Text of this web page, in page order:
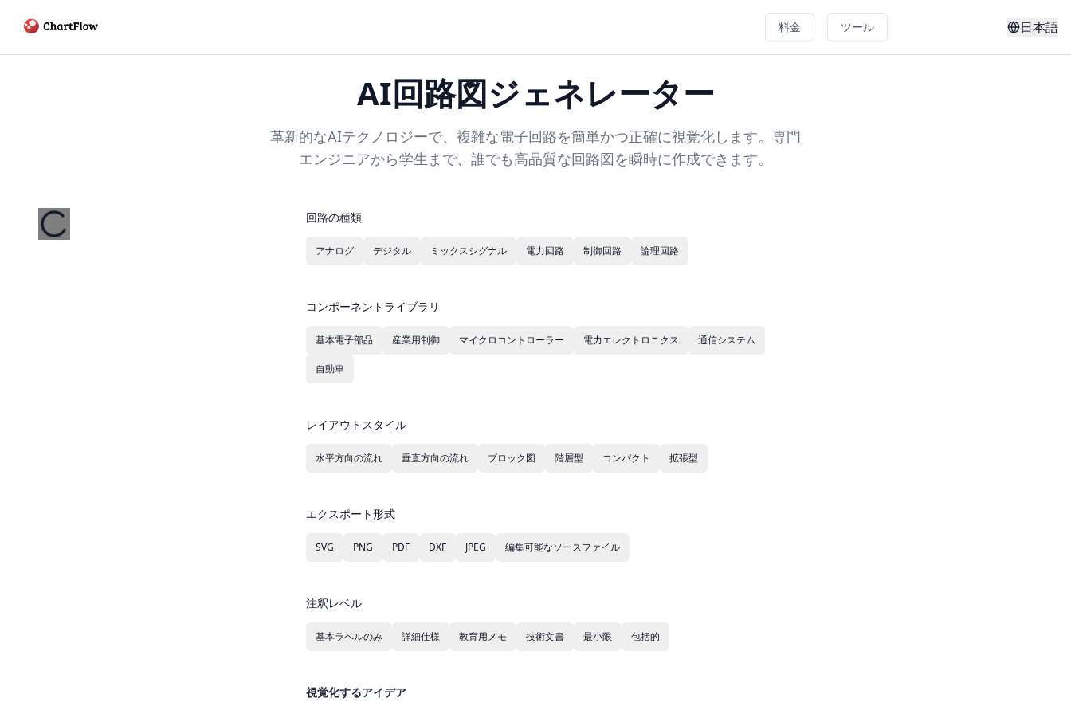
料金 ツール 日本語
AI回路図ジェネレーター
革新的なAIテクノロジーで、複雑な電子回路を簡単かつ正確に視覚化します。専門
エンジニアから学生まで、誰でも高品質な回路図を瞬時に作成できます。
回路の種類
アナログ デジタル ミックスシグナル 電力回路 制御回路 論理回路
コンポーネントライブラリ
基本電子部品 産業用制御 マイクロコントローラー 電力エレクトロニクス 通信システム
自動車
レイアウトスタイル
水平方向の流れ 垂直方向の流れ ブロック図 階層型 コンパクト 拡張型
エクスポート形式
SVG PNG PDF DXF JPEG 編集可能なソースファイル
注釈レベル
基本ラベルのみ 詳細仕様 教育用メモ 技術文書 最小限 包括的
視覚化するアイデア